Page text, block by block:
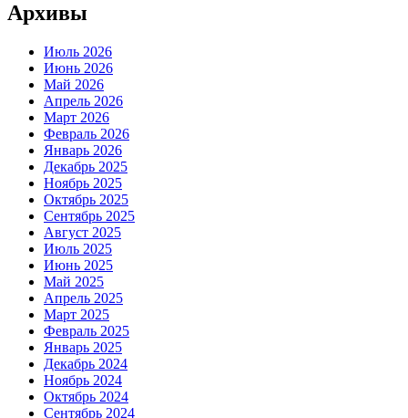
Архивы
Июль 2026
Июнь 2026
Май 2026
Апрель 2026
Март 2026
Февраль 2026
Январь 2026
Декабрь 2025
Ноябрь 2025
Октябрь 2025
Сентябрь 2025
Август 2025
Июль 2025
Июнь 2025
Май 2025
Апрель 2025
Март 2025
Февраль 2025
Январь 2025
Декабрь 2024
Ноябрь 2024
Октябрь 2024
Сентябрь 2024